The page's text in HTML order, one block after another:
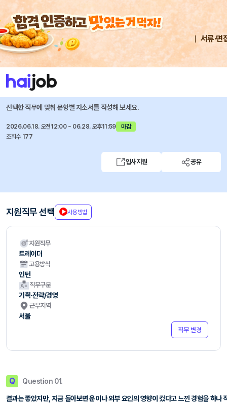
서류·면
채용공고 자소서 자유항목 자소서 내 작성목록
에스앤제이랩주식회사
트레이더 모집 (채용 연계형 인턴)
선택한 직무에 맞춰 문항별 자소서를 작성해 보세요.
2026.06.18. 오전12:00 ~ 06.28. 오후11:59
마감
조회수 177
입사지원 공유
지원직무 선택 사용방법
지원직무
트레이더
고용방식
인턴
직무구분
기획·전략/경영
근무지역
서울
직무 변경
Q Question 01.
결과는 좋았지만, 지금 돌아보면 운이나 외부 요인의 영향이 컸다고 느낀 경험을 하